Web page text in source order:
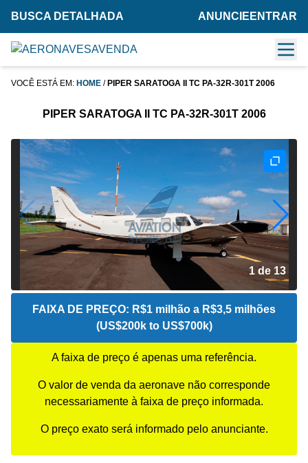
BUSCA DETALHADA ANUNCIE ENTRAR
VOCÊ ESTÁ EM: HOME / PIPER SARATOGA II TC PA-32R-301T 2006
PIPER SARATOGA II TC PA-32R-301T 2006
2 de 13
FAIXA DE PREÇO: R$1 milhão a R$3,5 milhões
(US$200k to US$700k)
A faixa de preço é apenas uma referência.
O valor de venda da aeronave não corresponde
necessariamente à faixa de preço informada.
O preço exato será informado pelo anunciante.